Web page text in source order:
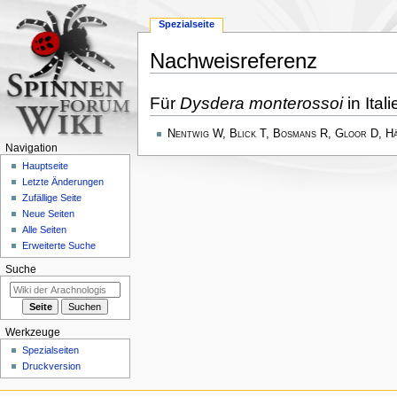
Nachweisreferenz
Navigation
springen
Suche
springen
Für Dysdera monterossoiin
Nentwig W, Blick T, Bosmans R, Gloor D,
Spezialseite
Navigation
Hauptseite
Letzte Änderungen
Zufällige Seite
Neue Seiten
Alle Seiten
Erweiterte Suche
Suche
Werkzeuge
Spezialseiten
Druckversion